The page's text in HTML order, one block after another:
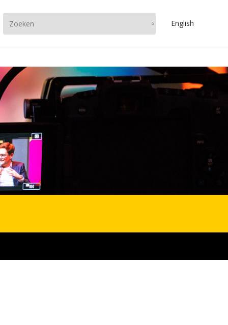
English